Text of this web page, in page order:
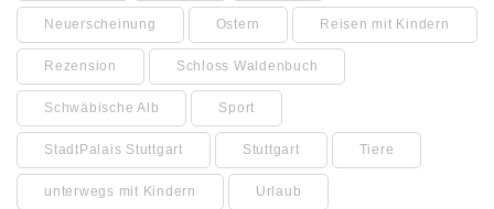
Neuerscheinung Ostern Reisen mit Kindern
Rezension Schloss Waldenbuch
Schwäbische Alb Sport
StadtPalais Stuttgart Stuttgart Tiere
unterwegs mit Kindern Urlaub